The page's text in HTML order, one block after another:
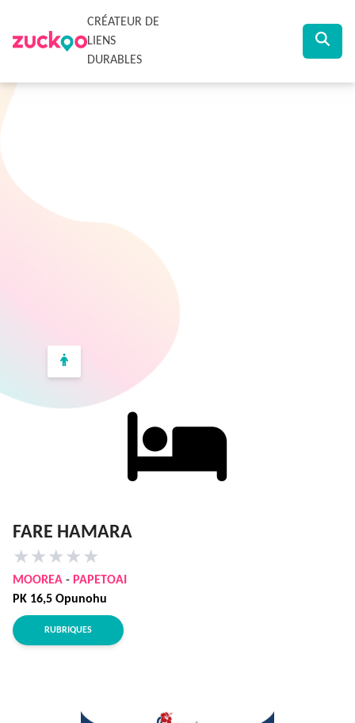
CRÉATEUR DE
LIENS
DURABLES
FARE HAMARA
★ ★ ★ ★ ★
MOOREA - PAPETOAI
PK 16,5 Opunohu
RUBRIQUES